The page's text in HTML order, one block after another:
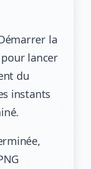
la
lancer
du
instants